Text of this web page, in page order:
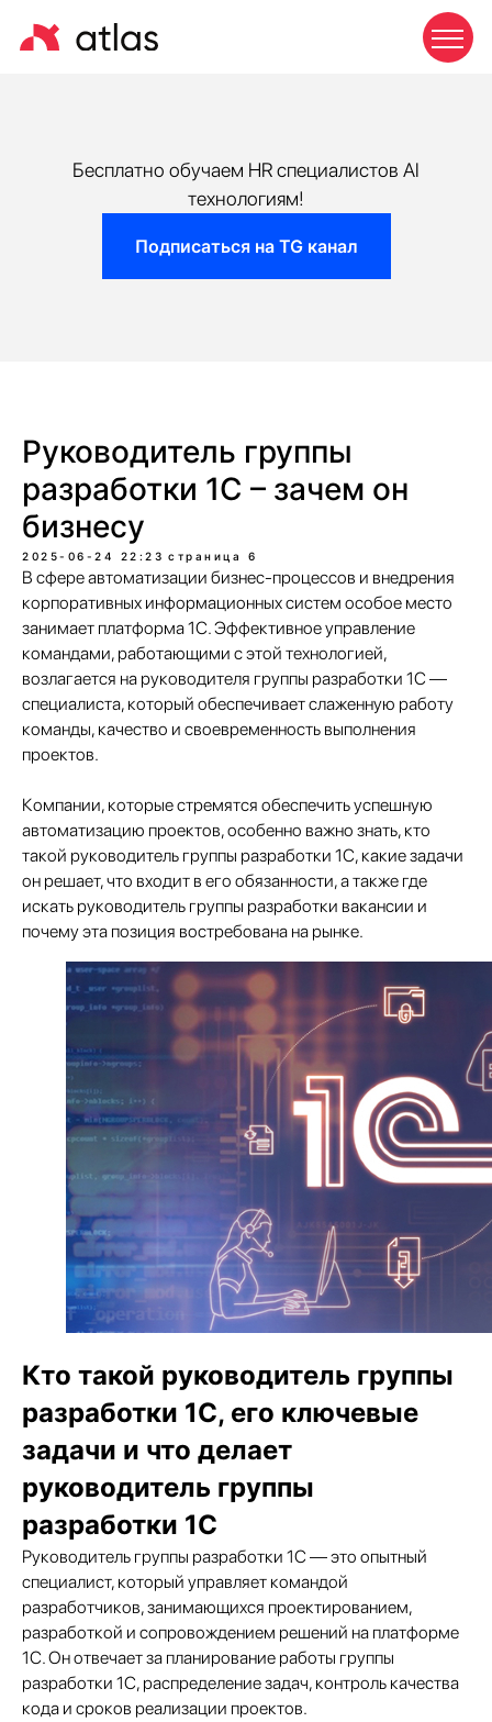
Бесплатно обучаем HR специалистов AI
технологиям!
Подписаться на TG канал
Руководитель группы
разработки 1С – зачем он
бизнесу
2025-06-24 22:23 страница 6
В сфере автоматизации бизнес-процессов и внедрения
корпоративных информационных систем особое место
занимает платформа 1С. Эффективное управление
командами, работающими с этой технологией,
возлагается на руководителя группы разработки 1С —
специалиста, который обеспечивает слаженную работу
команды, качество и своевременность выполнения
проектов.
Компании, которые стремятся обеспечить успешную
автоматизацию проектов, особенно важно знать, кто
такой руководитель группы разработки 1С, какие задачи
он решает, что входит в его обязанности, а также где
искать руководитель группы разработки вакансии и
почему эта позиция востребована на рынке.
Кто такой руководитель группы
разработки 1С, его ключевые
задачи и что делает
руководитель группы
разработки 1С
Руководитель группы разработки 1С — это опытный
специалист, который управляет командой
разработчиков, занимающихся проектированием,
разработкой и сопровождением решений на платформе
1С. Он отвечает за планирование работы группы
разработки 1С, распределение задач, контроль качества
кода и сроков реализации проектов.